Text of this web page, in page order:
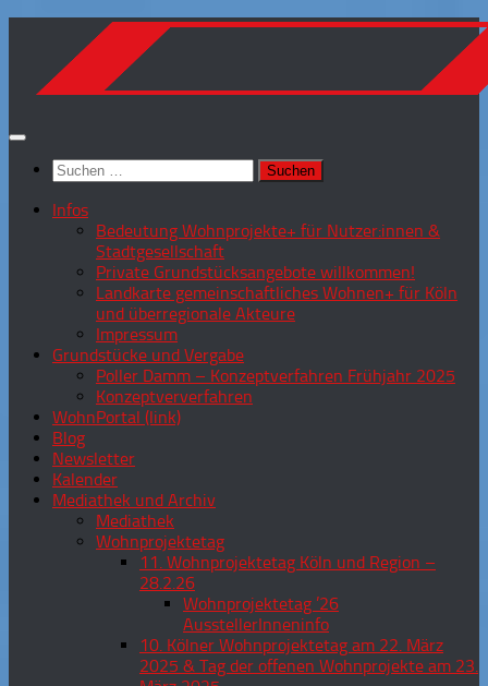
springen
Suchen
nach:
Infos
Bedeutung Wohnprojekte+ für Nutzer:innen &
Stadtgesellschaft
Private Grundstücksangebote willkommen!
Landkarte gemeinschaftliches Wohnen+ für Köln
und überregionale Akteure
Impressum
Grundstücke und Vergabe
Poller Damm – Konzeptverfahren Frühjahr 2025
Konzeptververfahren
WohnPortal (link)
Blog
Newsletter
Kalender
Mediathek und Archiv
Mediathek
Wohnprojektetag
11. Wohnprojektetag Köln und Region –
28.2.26
Wohnprojektetag ’26
AusstellerInneninfo
10. Kölner Wohnprojektetag am 22. März
2025 & Tag der offenen Wohnprojekte am 23.